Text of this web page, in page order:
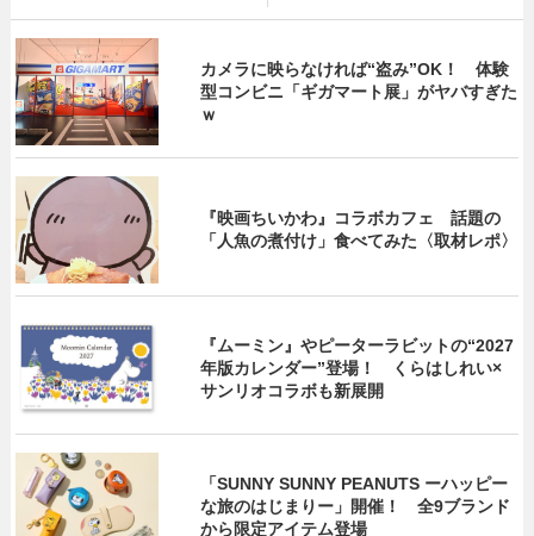
カメラに映らなければ“盗み”OK！ 体験
型コンビニ「ギガマート展」がヤバすぎた
ｗ
『映画ちいかわ』コラボカフェ 話題の
「人魚の煮付け」食べてみた〈取材レポ〉
『ムーミン』やピーターラビットの“2027
年版カレンダー”登場！ くらはしれい×
サンリオコラボも新展開
「SUNNY SUNNY PEANUTS ーハッピー
な旅のはじまりー」開催！ 全9ブランド
から限定アイテム登場